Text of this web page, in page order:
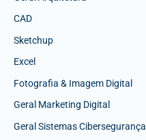
CAD
Sketchup
Excel
Fotografia & Imagem Digital
Geral Marketing Digital
Geral Sistemas Cibersegurança